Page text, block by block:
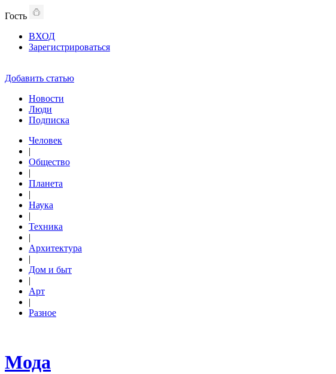
Гость
ВХОД
Зарегистрироваться
Добавить статью
Новости
Люди
Подписка
Человек
|
Общество
|
Планета
|
Наука
|
Техника
|
Архитектура
|
Дом и быт
|
Арт
|
Разное
Мода